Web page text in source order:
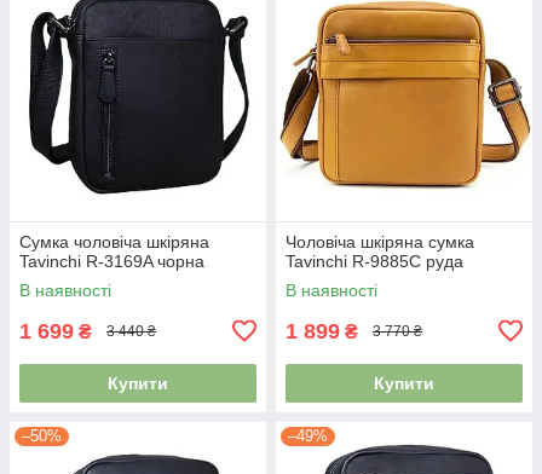
Сумка чоловіча шкіряна
Tavinchi R-3169A чорна
В наявності
1 699 ₴ 3 440 ₴
Купити
Чоловіча шкіряна сумка
Tavinchi R-9885C руда
В наявності
1 899 ₴ 3 770 ₴
Купити
–50% –49%